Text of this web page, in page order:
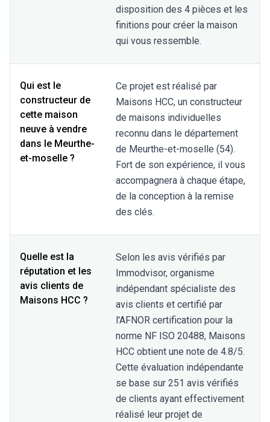
disposition des 4 pièces et les
finitions pour créer la maison
qui vous ressemble.
Qui est le
constructeur de
cette maison
neuve à vendre
dans le Meurthe-
et-moselle ?
Ce projet est réalisé par
Maisons HCC, un constructeur
de maisons individuelles
reconnu dans le département
de Meurthe-et-moselle (54).
Fort de son expérience, il vous
accompagnera à chaque étape,
de la conception à la remise
des clés.
Quelle est la
réputation et les
avis clients de
Maisons HCC ?
Selon les avis vérifiés par
Immodvisor, organisme
indépendant spécialiste des
avis clients et certifié par
l'AFNOR certification pour la
norme NF ISO 20488, Maisons
HCC obtient une note de 4.8/5.
Cette évaluation indépendante
se base sur 251 avis vérifiés
de clients ayant effectivement
réalisé leur projet de